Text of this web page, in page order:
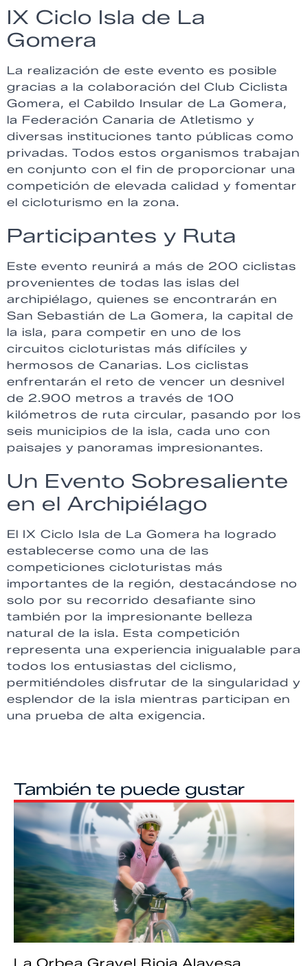
IX Ciclo Isla de La
Gomera
La realización de este evento es posible
gracias a la colaboración del Club Ciclista
Gomera, el Cabildo Insular de La Gomera,
la Federación Canaria de Atletismo y
diversas instituciones tanto públicas como
privadas. Todos estos organismos trabajan
en conjunto con el fin de proporcionar una
competición de elevada calidad y fomentar
el cicloturismo en la zona.
Participantes y Ruta
Este evento reunirá a más de 200 ciclistas
provenientes de todas las islas del
archipiélago, quienes se encontrarán en
San Sebastián de La Gomera, la capital de
la isla, para competir en uno de los
circuitos cicloturistas más difíciles y
hermosos de Canarias. Los ciclistas
enfrentarán el reto de vencer un desnivel
de 2.900 metros a través de 100
kilómetros de ruta circular, pasando por los
seis municipios de la isla, cada uno con
paisajes y panoramas impresionantes.
Un Evento Sobresaliente
en el Archipiélago
El IX Ciclo Isla de La Gomera ha logrado
establecerse como una de las
competiciones cicloturistas más
importantes de la región, destacándose no
solo por su recorrido desafiante sino
también por la impresionante belleza
natural de la isla. Esta competición
representa una experiencia inigualable para
todos los entusiastas del ciclismo,
permitiéndoles disfrutar de la singularidad y
esplendor de la isla mientras participan en
una prueba de alta exigencia.
También te puede gustar